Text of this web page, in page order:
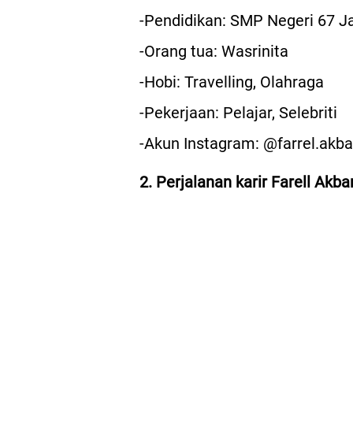
-Pendidikan: SMP Negeri 67
-Orang tua: Wasrinita
-Hobi: Travelling, Olahraga
-Pekerjaan: Pelajar, Selebriti
-Akun Instagram:
2. Perjalanan karir Farell